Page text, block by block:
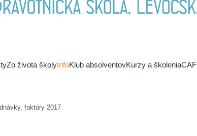
Zo života školyInfoKlub absolventovKurzy a školeniaCAF
faktúry 2017